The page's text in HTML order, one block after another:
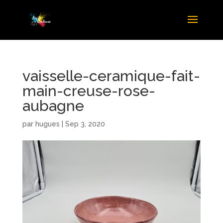
vaisselle-ceramique-fait-
main-creuse-rose-
aubagne
par hugues Sep 3, 2020